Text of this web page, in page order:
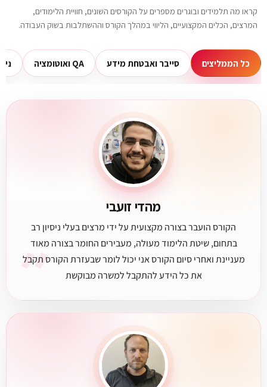
קראו מה תלמידים ובוגרים מספרים על הקורסים השונים, חוויית הלימודים,
המרצים, הכלים המקצועיים, הליווי במהלך הקורס וההשתלבות בשוק העבודה.
כל הממליצים סייבר ואבטחת מידע QA ואוטומציה
״
מהדי זועבי
הקורס הועבר בצורה מקצועית על ידי מרצים בעלי ניסיון רב
בתחום, שיטת הלימוד מעולה, מעבירים החומר בצורה מאוד
מעניינת ואחרי סיום הקורס אני יכול לומר שבעזרת הקורס תקבל
את כל הידע להתקבל למשרה מבוקשת